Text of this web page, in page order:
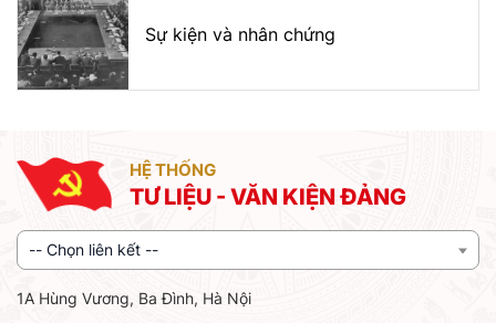
Sự kiện và nhân chứng
HỆ THỐNG
TƯ LIỆU - VĂN KIỆN ĐẢNG
-- Chọn liên kết --
1A Hùng Vương, Ba Đình, Hà Nội